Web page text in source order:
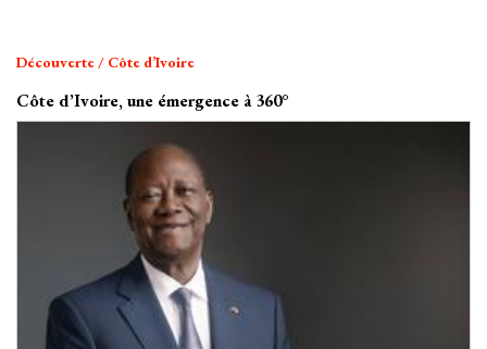
Découverte / Côte d’Ivoire
Côte d’Ivoire, une émergence à 360°